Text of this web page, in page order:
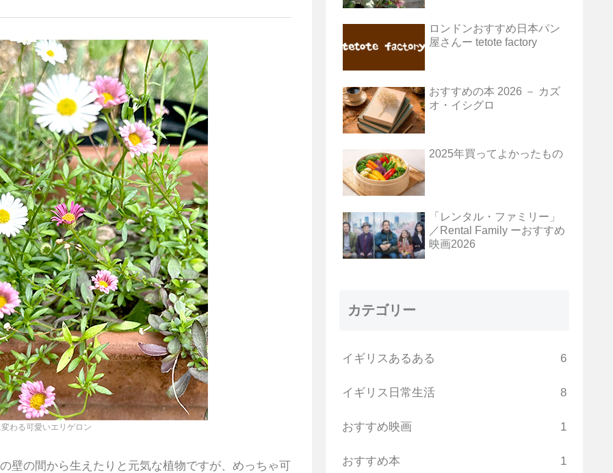
わる可愛いエリゲロン
壁の間から生えたりと元気な植物ですが、めっちゃ可
ロンドンおすすめ日本パン
屋さんー tetote factory
おすすめの本 2026 － カズ
オ・イシグロ
2025年買ってよかったもの
「レンタル・ファミリー」
／Rental Family ーおすすめ
映画2026
カテゴリー
イギリスあるある 6
イギリス日常生活 8
おすすめ映画 1
おすすめ本 1